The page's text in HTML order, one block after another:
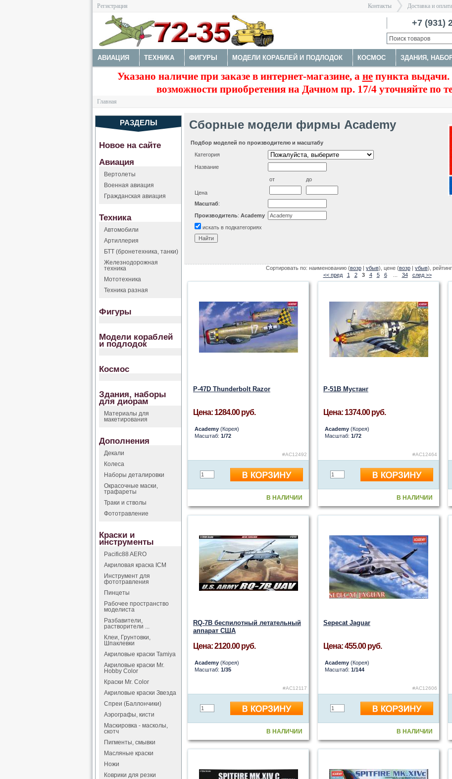
Регистрация Контакты
>
Доставка и оплата
+7 (931)
Санкт-
АВИАЦИЯ ТЕХНИКА ФИГУРЫ МОДЕЛИ КОРАБЛЕЙ И ПОДЛОДОК КОСМОС ЗДАНИЯ,
ДОПОЛНЕНИЯ КРАСКИ И ИНСТРУМЕНТЫ
Указано наличие при заказе в интернет-магазине, а непункта
возможности приобретения на Дачном пр. 17/4 уточняйте по
Главная
Сборные модели фирмы Academy
Подбор моделей по производителю и масштабу
Категория
Название
Цена
от до
Масштаб:
Производитель: Academy
искать в подкатегориях
Сортировать по: наименованию (возр| убыв), цене (возр| убыв),
<< пред
1 2 3 4 5 6... 34 след >>
P-47D Thunderbolt Razor
Цена: 1284.00 руб.
Academy (Корея)
Масштаб: 1/72
#AC12492
В НАЛИЧИИ
P-51B Мустанг
Цена: 1374.00 руб.
Academy (Корея)
Масштаб: 1/72
#AC12464
В НАЛИЧИИ
RQ-7B беспилотный летательный
аппарат США
Цена: 2120.00 руб.
Academy (Корея)
Масштаб: 1/35
#AC12117
В НАЛИЧИИ
Sepecat Jaguar
Цена: 455.00 руб.
Academy (Корея)
Масштаб: 1/144
#AC12606
В НАЛИЧИИ
РАЗДЕЛЫ
Новое на сайте
Авиация
Вертолеты
Военная авиация
Гражданская авиация
Техника
Автомобили
Артиллерия
БТТ (бронетехника, танки)
Железнодорожная
техника
Мототехника
Техника разная
Фигуры
Модели кораблей
и подлодок
Космос
Здания, наборы
для диорам
Материалы для
макетирования
Дополнения
Декали
Колеса
Наборы деталировки
Окрасочные маски,
трафареты
Траки и стволы
Фототравление
Краски и
инструменты
Pacific88 AERO
Акриловая краска ICM
Инструмент для
фототравления
Пинцеты
Рабочее пространство
моделиста
Разбавители,
растворители ...
Клеи, Грунтовки,
Шпаклевки
Акриловые краски Tamiya
Акриловые краски Mr.
Hobby Color
Краски Mr. Color
Акриловые краски Звезда
Спреи (Баллончики)
Аэрографы, кисти
Маскировка - масколы,
скотч
Пигменты, смывки
Масляные краски
Ножи
Коврики для резки